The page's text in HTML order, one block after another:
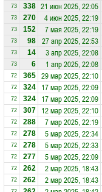
73 338 21 июн 2025, 22:05
73 270 4 июн 2025, 22:19
73 152 7 мая 2025, 22:19
73 98 27 апр 2025, 22:53
73 14 3 апр 2025, 22:08
73 6 1 апр 2025, 22:08
72 365 29 мар 2025, 22:10
72 324 17 мар 2025, 22:09
72 324 17 мар 2025, 22:09
72 307 12 мар 2025, 22:10
72 288 7 мар 2025, 22:19
72 278 5 мар 2025, 22:34
72 278 5 мар 2025, 22:33
72 277 5 мар 2025, 22:09
72 262 2 мар 2025, 18:43
72 262 2 мар 2025, 18:43